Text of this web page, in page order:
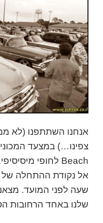
אנחנו השתתפנו (לא
Beach לחופי מיסיסיפי.
אל נקודת ההתחלה של
שעה לפני המועד.
שלנו באחד הרחובות